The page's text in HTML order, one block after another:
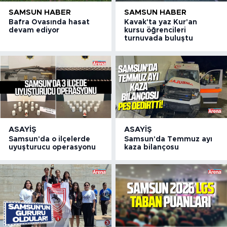
SAMSUN HABER
Bafra Ovasında hasat
devam ediyor
SAMSUN HABER
Kavak'ta yaz Kur'an
kursu öğrencileri
turnuvada buluştu
ASAYIŞ
Samsun'da o ilçelerde
uyuşturucu operasyonu
ASAYIŞ
Samsun'da Temmuz ayı
kaza bilançosu